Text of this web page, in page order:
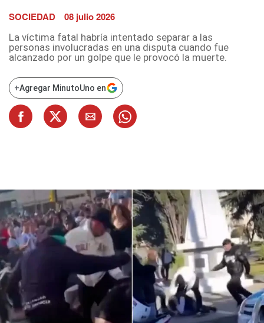
SOCIEDAD 08 julio 2026
La víctima fatal habría intentado separar a las
personas involucradas en una disputa cuando fue
alcanzado por un golpe que le provocó la muerte.
+Agregar MinutoUno en